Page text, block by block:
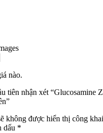
nào.
tiên nhận xét “Glucosamine
không được hiển thị công
dấu *